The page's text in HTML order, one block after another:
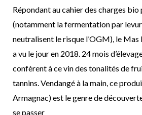
Répondant au cahier des charges
(notamment la fermentation par
neutralisent le risque l’OGM), le Mas
a vu le jour en 2018. 24 mois
confèrent à ce vin des tonalités de
tannins. Vendangé à la main, ce
Armagnac) est le genre de
se passer